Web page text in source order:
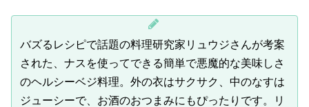
バズるレシピで話題の料理研究家リュウジさんが考案
された、ナスを使ってできる簡単で悪魔的な美味しさ
のヘルシーベジ料理。外の衣はサクサク、中のなすは
ジューシーで、お酒のおつまみにもぴったりです。リ